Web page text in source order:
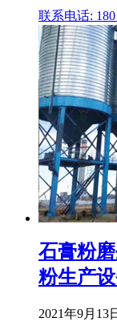
联系电话: 180
石膏粉
粉生产
2021年9月